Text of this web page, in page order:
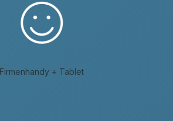
Firmenhandy + Tablet